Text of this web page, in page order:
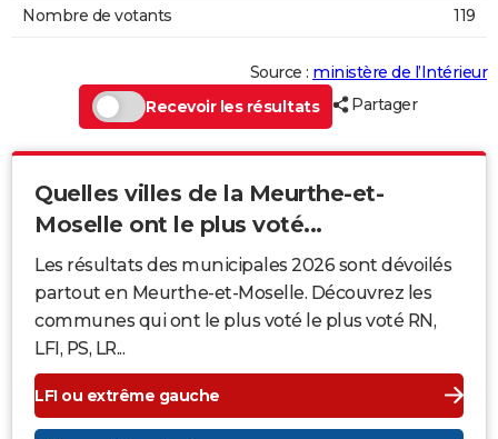
Nombre de votants 119
Source : ministère de l’Intérieur
Recevoir les résultats
Partager
Quelles villes de la Meurthe-et-
Moselle ont le plus voté...
Les résultats des municipales 2026 sont dévoilés
partout en Meurthe-et-Moselle. Découvrez les
communes qui ont le plus voté le plus voté RN,
LFI, PS, LR...
LFI ou extrême gauche